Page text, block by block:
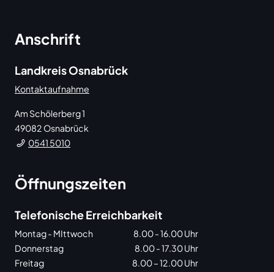
Anschrift
Landkreis Osnabrück
Kontaktaufnahme
Am Schölerberg 1
49082 Osnabrück
0541 5010
Öffnungszeiten
Telefonische Erreichbarkeit
Montag - MIttwoch
8.00 - 16.00 Uhr
Donnerstag
8.00 - 17.30 Uhr
Freitag
8.00 – 12.00 Uhr